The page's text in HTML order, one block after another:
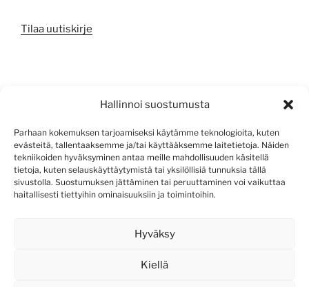
Hallinnoi suostumusta
Parhaan kokemuksen tarjoamiseksi käytämme teknologioita, kuten
evästeitä, tallentaaksemme ja/tai käyttääksemme laitetietoja. Näiden
tekniikoiden hyväksyminen antaa meille mahdollisuuden käsitellä
tietoja, kuten selauskäyttäytymistä tai yksilöllisiä tunnuksia tällä
sivustolla. Suostumuksen jättäminen tai peruuttaminen voi vaikuttaa
haitallisesti tiettyihin ominaisuuksiin ja toimintoihin.
Hyväksy
Kiellä
Tilaa uutiskirje
Sisältösyöte
Kommenttisyöte